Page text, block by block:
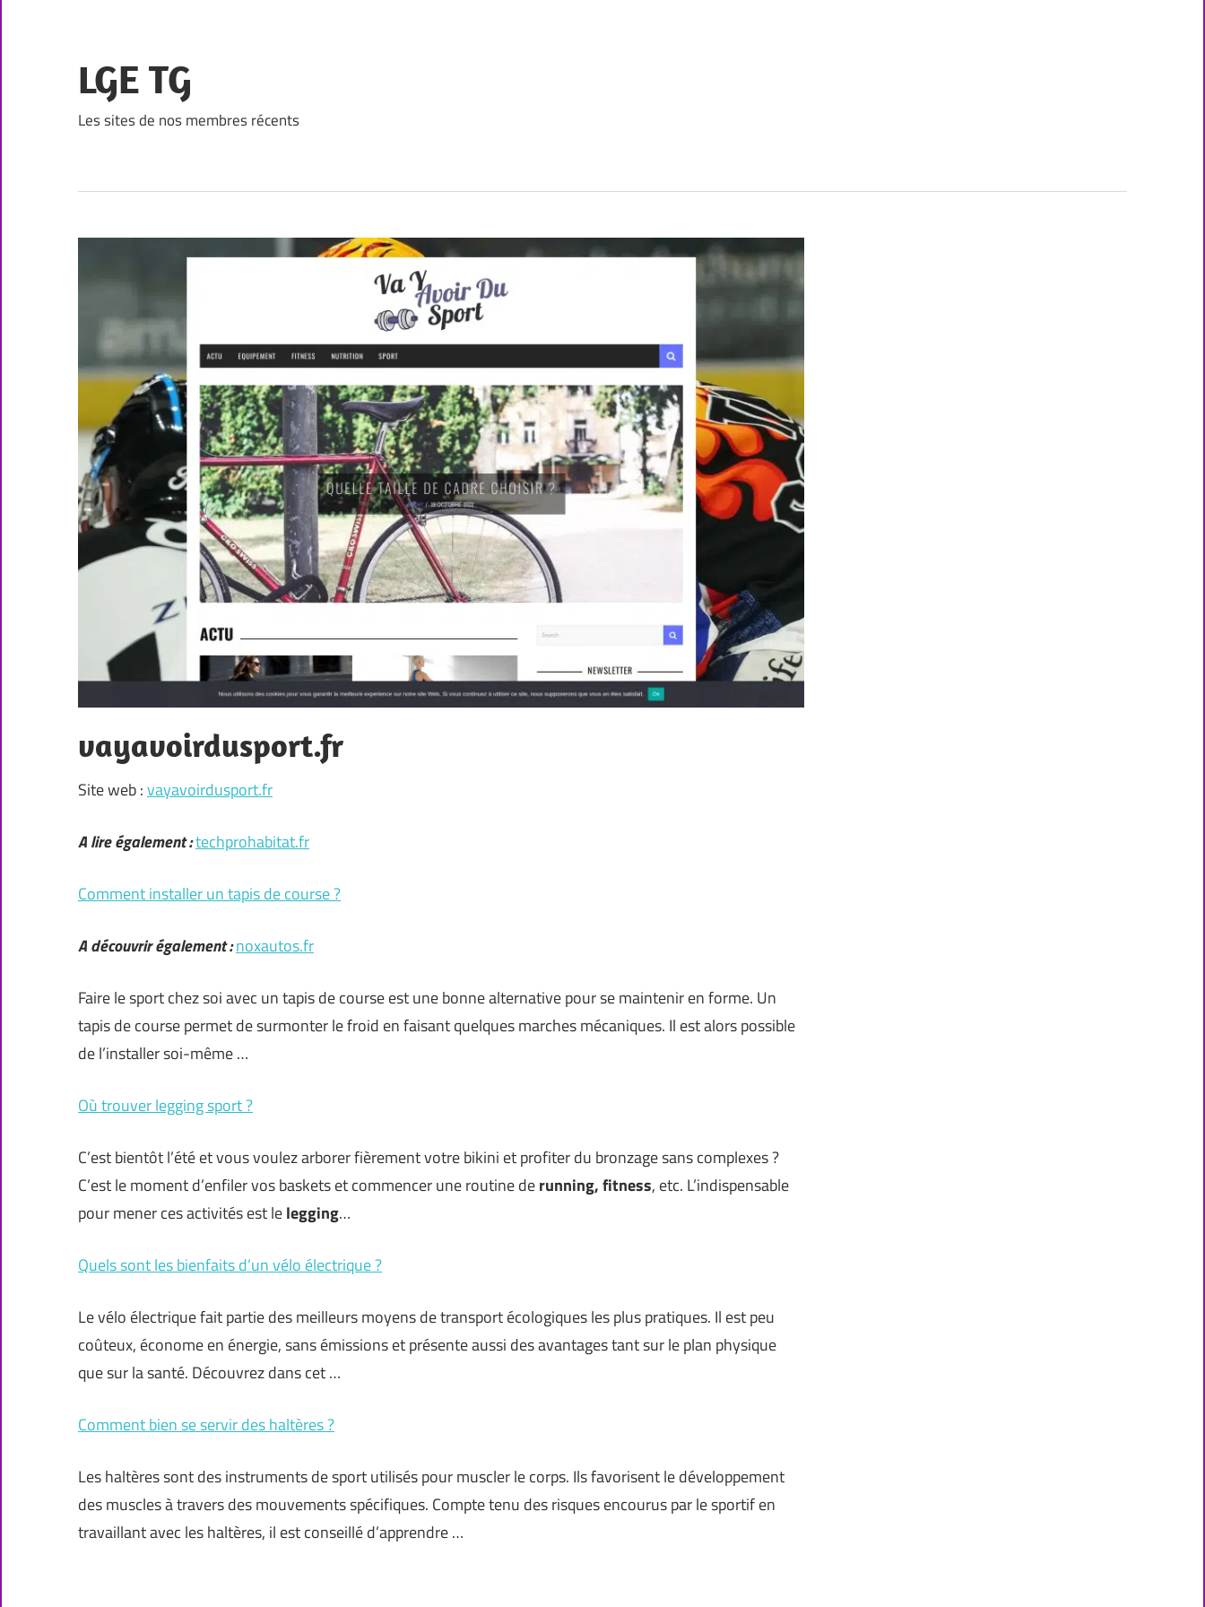
content
LGE TG
Les sites de nos membres récents
vayavoirdusport.fr
Site web :vayavoirdusport.fr
A lire également :techprohabitat.fr
Comment installer un tapis de course ?
A découvrir également :noxautos.fr
Faire le sport chez soi avec un tapis de course est une bonne alternative pour se maintenir en forme. Un
tapis de course permet de surmonter le froid en faisant quelques marches mécaniques. Il est alors possible
de l’installer soi-même …
Où trouver legging sport ?
C’est bientôt l’été et vous voulez arborer fièrement votre bikini et profiter du bronzage sans complexes ?
C’est le moment d’enfiler vos baskets et commencer une routine derunning, fitness, etc. L’indispensable
pour mener ces activités est lelegging…
Quels sont les bienfaits d’un vélo électrique ?
Le vélo électrique fait partie des meilleurs moyens de transport écologiques les plus pratiques. Il est peu
coûteux, économe en énergie, sans émissions et présente aussi des avantages tant sur le plan physique
que sur la santé. Découvrez dans cet …
Comment bien se servir des haltères ?
Les haltères sont des instruments de sport utilisés pour muscler le corps. Ils favorisent le développement
des muscles à travers des mouvements spécifiques. Compte tenu des risques encourus par le sportif en
travaillant avec les haltères, il est conseillé d’apprendre …